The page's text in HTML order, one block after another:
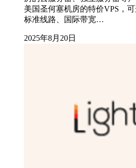
美国圣何塞机房的特价VPS，
标准线路、国际带宽…
2025年8月20日